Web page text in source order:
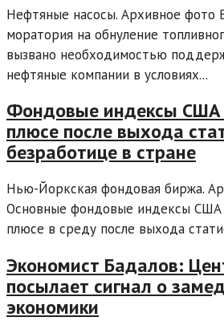
Нефтяные насосы. Архивное фото
моратория на обнуление
вызвано необходимостью
нефтяные компании в условиях...
Фондовые индексы США
плюсе после выхода
безработице в стране
Нью-Йоркская фондовая биржа.
Основные фондовые индексы США
плюсе в среду после выхода
Экономист Бадалов:
посылает сигнал о
экономики